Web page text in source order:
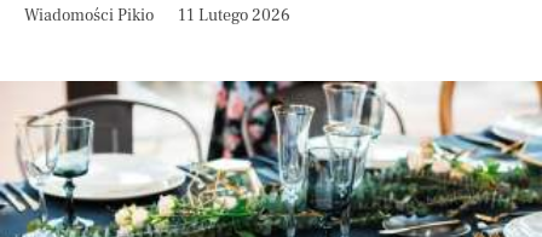
Wiadomości Pikio 11 Lutego 2026